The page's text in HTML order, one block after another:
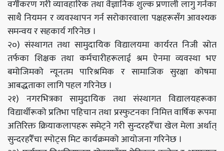
वर्गीकरण गरी व्यावहारिक तथा वैज्ञानिक शुल्क प्रणाली लागु गर्नका
साथै नियमन र व्यवस्थापन गर्न सरोकारवाला पक्षहरूसँग आवश्यक
समन्वय र सहकार्य गरिनेछ ।
२०) संस्थागत तथा सामुदायिक विद्यालयमा कार्यरत निजी स्रोत
तर्फका शिक्षक तथा कर्मचारीहरूलाई श्रम ऐनमा व्यवस्था भए
बमोजिमको न्यूनतम पारिश्रमिक र सामाजिक सुरक्षा कोषमा
आबद्धताका लागि पहल गरिनेछ ।
२१) नगरभित्रका सामुदायिक तथा संस्थागत विद्यालयहरूका
विद्यार्थीरूको प्रतिभा पहिचान तथा प्रस्फुटनका निमित्त वार्षिक रूपमा
अतिरिक्त क्रियाकलापहरू समेट्ने गरी सुन्दरहरैँचा खेल मेला अर्थात्
सुन्दरहरैँचा स्पोट्स मिट कार्यक्रमको आयोजना गरिनेछ ।